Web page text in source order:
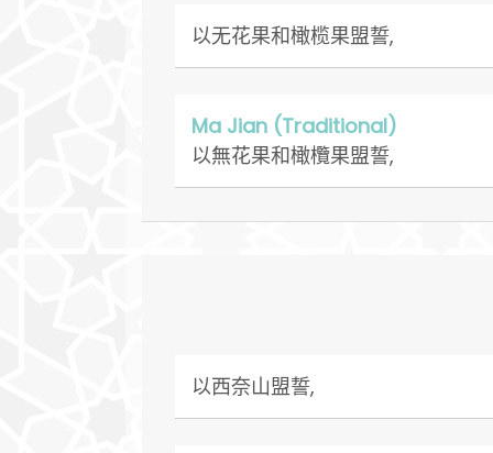
以无花果和橄榄果盟誓,
Ma Jian (Traditional)
以無花果和橄欖果盟誓,
以西奈山盟誓,